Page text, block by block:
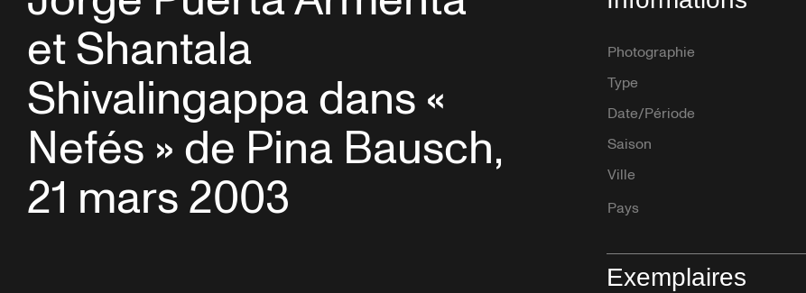
et Shantala
Shivalingappa dans «
Nefés » de Pina Bausch,
21 mars 2003
Photographie
Type
Date/Période
Saison
Ville
Pays
Exemplaires